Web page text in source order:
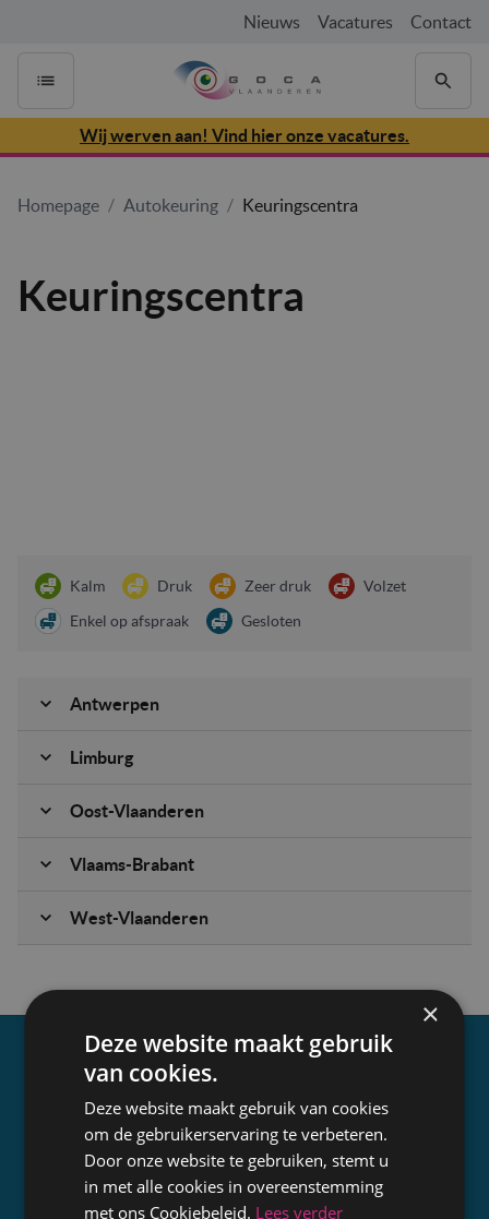
Nieuws Vacatures Contact
Wij werven aan! Vind hier onze vacatures.
Homepage / Autokeuring / Keuringscentra
Keuringscentra
Kalm Druk Zeer druk
Volzet
Enkel op afspraak
Gesloten
Antwerpen
Limburg
Oost-Vlaanderen
Vlaams-Brabant
West-Vlaanderen
Over GOCA Vlaanderen
Missie
Leden
Expertise
×
Deze website maakt gebruik
van cookies.
Deze website maakt gebruik van cookies
om de gebruikerservaring te verbeteren.
Door onze website te gebruiken, stemt u
in met alle cookies in overeenstemming
met ons Cookiebeleid. Lees verder